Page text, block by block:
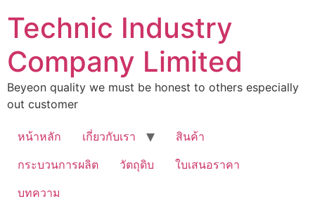
Technic Industry
Company Limited
Beyeon quality we must be honest to others especially
out customer
หน้าหลัก เกี่ยวกับเรา
สินค้า
กระบวนการผลิต
วัตถุดิบ
ใบเสนอราคา
บทความ